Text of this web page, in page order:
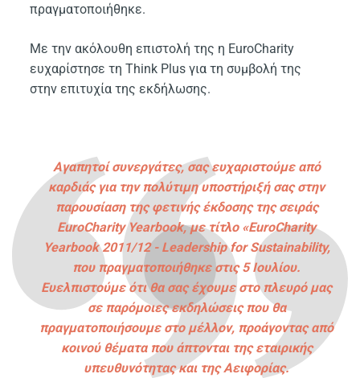
πραγματοποιήθηκε.
Με την ακόλουθη επιστολή της η EuroCharity
ευχαρίστησε τη Think Plus για τη συμβολή της
στην επιτυχία της εκδήλωσης.
Αγαπητοί συνεργάτες, σας ευχαριστούμε από
καρδιάς για την πολύτιμη υποστήριξή σας στην
παρουσίαση της φετινής έκδοσης της σειράς
EuroCharity Yearbook, με τίτλο «EuroCharity
Yearbook 2011/12 - Leadership for Sustainability,
που πραγματοποιήθηκε στις 5 Ιουλίου.
Ευελπιστούμε ότι θα σας έχουμε στο πλευρό μας
σε παρόμοιες εκδηλώσεις που θα
πραγματοποιήσουμε στο μέλλον, προάγοντας από
κοινού θέματα που άπτονται της εταιρικής
υπευθυνότητας και της Αειφορίας.